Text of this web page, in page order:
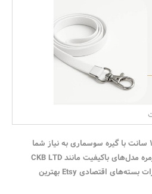
بانک، بیمه و سرمایه
مسکن و ساختمان
خرید بند گردن‌آویز سفید ۱ سانت با گیره سوسماری به نیاز شما
بستگی دارد. برای استفاده روزمره مدل‌های باکیفیت مانند CKB LTD
مناسب‌اند، برای مدارس و ادارات بسته‌های اقتصادی Etsy بهترین